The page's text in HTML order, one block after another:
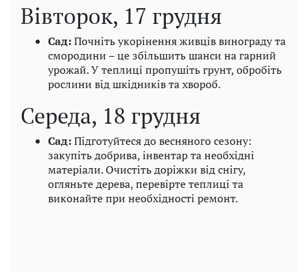
Вівторок, 17 грудня
Сад:Почніть укорінення живців винограду та
смородини – це збільшить шанси на гарний
урожай. У теплиці пропушіть грунт, обробіть
рослини від шкідників та хвороб.
Середа, 18 грудня
Сад:Підготуйтеся до весняного сезону:
закупіть добрива, інвентар та необхідні
матеріали. Очистіть доріжки від снігу,
огляньте дерева, перевірте теплиці та
виконайте при необхідності ремонт.